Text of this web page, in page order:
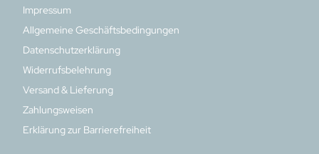
Impressum
Allgemeine Geschäftsbedingungen
Datenschutzerklärung
Widerrufsbelehrung
Versand & Lieferung
Zahlungsweisen
Erklärung zur Barrierefreiheit